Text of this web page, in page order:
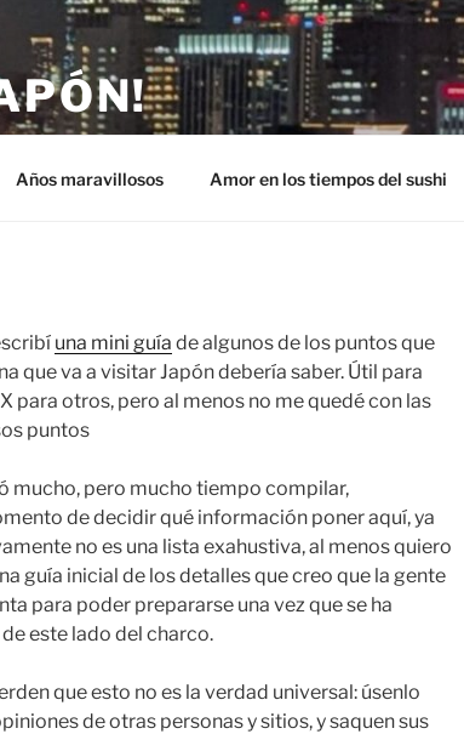
Años maravillosos Amor en los tiempos del sushi
una mini guía de algunos de los puntos que
que va a visitar Japón debería saber. Útil para
para otros, pero al menos no me quedé con las
puntos
mucho, pero mucho tiempo compilar,
de decidir qué información poner aquí, ya
no es una lista exahustiva, al menos quiero
guía inicial de los detalles que creo que la gente
para poder prepararse una vez que se ha
este lado del charco.
que esto no es la verdad universal: úsenlo
de otras personas y sitios, y saquen sus